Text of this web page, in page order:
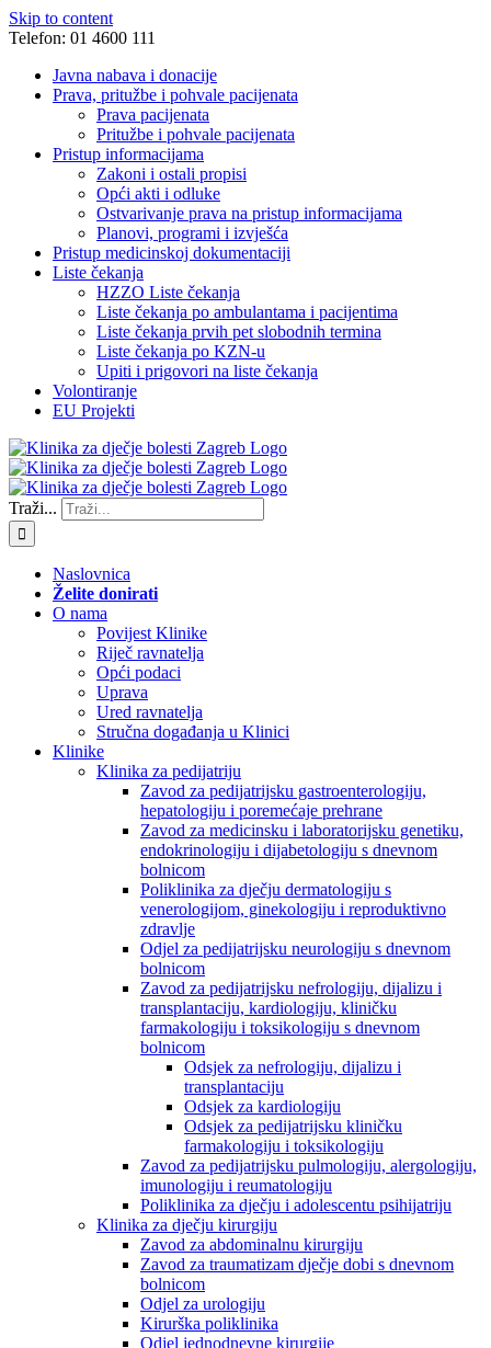
Skip to content
Telefon: 01 4600 111
Javna nabava i donacije
Prava, pritužbe i pohvale pacijenata
Prava pacijenata
Pritužbe i pohvale pacijenata
Pristup informacijama
Zakoni i ostali propisi
Opći akti i odluke
Ostvarivanje prava na pristup informacijama
Planovi, programi i izvješća
Pristup medicinskoj dokumentaciji
Liste čekanja
HZZO Liste čekanja
Liste čekanja po ambulantama i pacijentima
Liste čekanja prvih pet slobodnih termina
Liste čekanja po KZN-u
Upiti i prigovori na liste čekanja
Volontiranje
EU Projekti
Traži...
Naslovnica
Želite donirati
O nama
Povijest Klinike
Riječ ravnatelja
Opći podaci
Uprava
Ured ravnatelja
Stručna događanja u Klinici
Klinike
Klinika za pedijatriju
Zavod za pedijatrijsku gastroenterologiju,
hepatologiju i poremećaje prehrane
Zavod za medicinsku i laboratorijsku genetiku,
endokrinologiju i dijabetologiju s dnevnom
bolnicom
Poliklinika za dječju dermatologiju s
venerologijom, ginekologiju i reproduktivno
zdravlje
Odjel za pedijatrijsku neurologiju s dnevnom
bolnicom
Zavod za pedijatrijsku nefrologiju, dijalizu i
transplantaciju, kardiologiju, kliničku
farmakologiju i toksikologiju s dnevnom
bolnicom
Odsjek za nefrologiju, dijalizu i
transplantaciju
Odsjek za kardiologiju
Odsjek za pedijatrijsku kliničku
farmakologiju i toksikologiju
Zavod za pedijatrijsku pulmologiju, alergologiju,
imunologiju i reumatologiju
Poliklinika za dječju i adolescentu psihijatriju
Klinika za dječju kirurgiju
Zavod za abdominalnu kirurgiju
Zavod za traumatizam dječje dobi s dnevnom
bolnicom
Odjel za urologiju
Kirurška poliklinika
Odjel jednodnevne kirurgije